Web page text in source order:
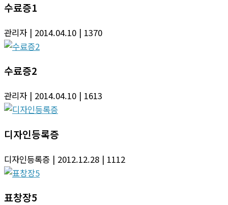
수료증1
관리자 | 2014.04.10 | 1370
수료증2
관리자 | 2014.04.10 | 1613
디자인등록증
디자인등록증 | 2012.12.28 | 1112
표창장5